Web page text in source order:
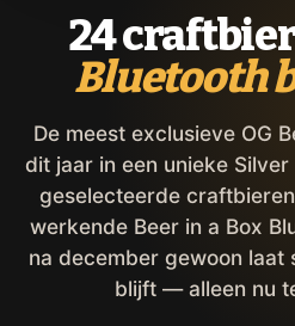
24
Bluetooth
De meest exclusieve OG
dit jaar in een unieke
geselecteerde
werkende Beer in a Box
na december gewoon laat
blijft — alleen nu